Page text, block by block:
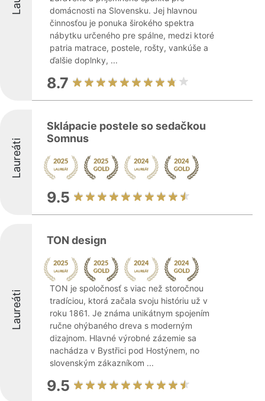
domácnosti na Slovensku. Jej hlavnou
činnosťou je ponuka širokého spektra
nábytku určeného pre spálne, medzi ktoré
patria matrace, postele, rošty, vankúše a
ďalšie doplnky, ...
8.7
Laureáti
Sklápacie postele so sedačkou
Somnus
9.5
Laureáti
TON design
TON je spoločnosť s viac než storočnou
tradíciou, ktorá začala svoju históriu už v
roku 1861. Je známa unikátnym spojením
ručne ohýbaného dreva s moderným
dizajnom. Hlavné výrobné zázemie sa
nachádza v Bystřici pod Hostýnem, no
slovenským zákazníkom ...
9.5